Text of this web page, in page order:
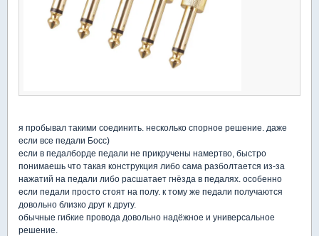
я пробывал такими соединить. несколько спорное решение. даже
если все педали Босс)
если в педалборде педали не прикручены намертво, быстро
понимаешь что такая конструкция либо сама разболтается из-за
нажатий на педали либо расшатает гнёзда в педалях. особенно
если педали просто стоят на полу. к тому же педали получаются
довольно близко друг к другу.
обычные гибкие провода довольно надёжное и универсальное
решение.